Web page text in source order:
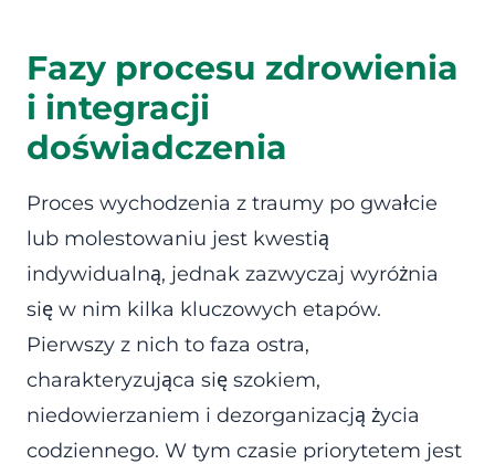
Fazy procesu zdrowienia
i integracji
doświadczenia
Proces wychodzenia z traumy po gwałcie
lub molestowaniu jest kwestią
indywidualną, jednak zazwyczaj wyróżnia
się w nim kilka kluczowych etapów.
Pierwszy z nich to faza ostra,
charakteryzująca się szokiem,
niedowierzaniem i dezorganizacją życia
codziennego. W tym czasie priorytetem jest